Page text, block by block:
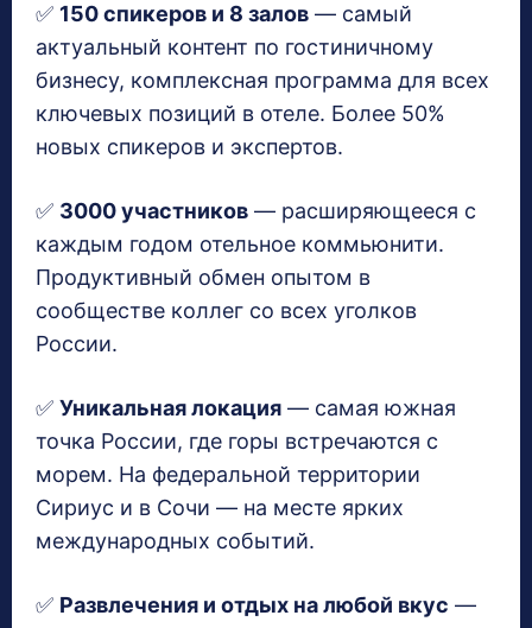
✅ 150 спикеров и 8 залов — самый
актуальный контент по гостиничному
бизнесу, комплексная программа для всех
ключевых позиций в отеле. Более 50%
новых спикеров и экспертов.
✅ 3000 участников — расширяющееся с
каждым годом отельное коммьюнити.
Продуктивный обмен опытом в
сообществе коллег со всех уголков
России.
✅ Уникальная локация — самая южная
точка России, где горы встречаются с
морем. На федеральной территории
Сириус и в Сочи — на месте ярких
международных событий.
✅ Развлечения и отдых на любой вкус —